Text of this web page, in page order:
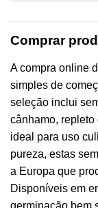
Comprar
A compra online
simples de
seleção inclui
cânhamo,
ideal para uso
pureza, estas
a Europa que
Disponíveis em
germinação bem